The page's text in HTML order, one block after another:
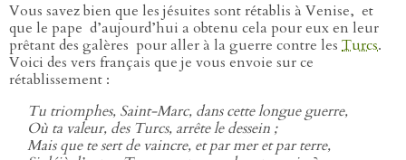
Vous savez bien que les jésuites sont rétablis à Venise, et
que le pape d’aujourd’hui a obtenu cela pour eux en leur
prêtant des galères pour aller à la guerre contre les Turcs.
Voici des vers français que je vous envoie sur ce
rétablissement :
Tu triomphes, Saint-Marc, dans cette longue guerre,
Où ta valeur, des Turcs, arrête le dessein ;
Mais que te sert de vaincre, et par mer et par terre,